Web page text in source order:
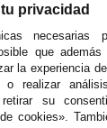
Plaza de Toros.
Ingeniero
- Valencia
C/ Esplugues, 135
privacidad
necesarias
que
la experiencia
o realizar
su
cookies».